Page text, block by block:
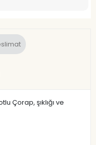
Çorap, şıklığı ve